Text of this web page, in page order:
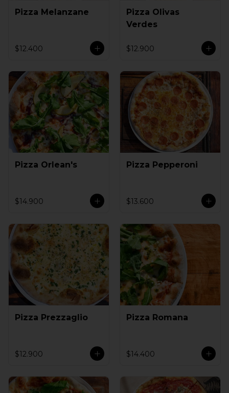
Pizza Melanzane
$12.400
Pizza Olivas
Verdes
$12.900
Pizza Orlean's
$14.900
Pizza Pepperoni
$13.600
Pizza Prezzaglio
$12.900
Pizza Romana
$14.400